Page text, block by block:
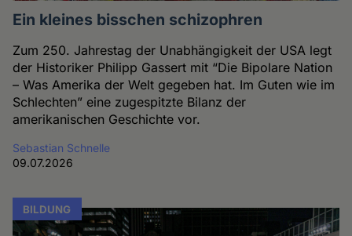
Ein kleines bisschen schizophren
Zum 250. Jahrestag der Unabhängigkeit der USA legt
der Historiker Philipp Gassert mit “Die Bipolare Nation
– Was Amerika der Welt gegeben hat. Im Guten wie im
Schlechten” eine zugespitzte Bilanz der
amerikanischen Geschichte vor.
Sebastian Schnelle
09.07.2026
BILDUNG